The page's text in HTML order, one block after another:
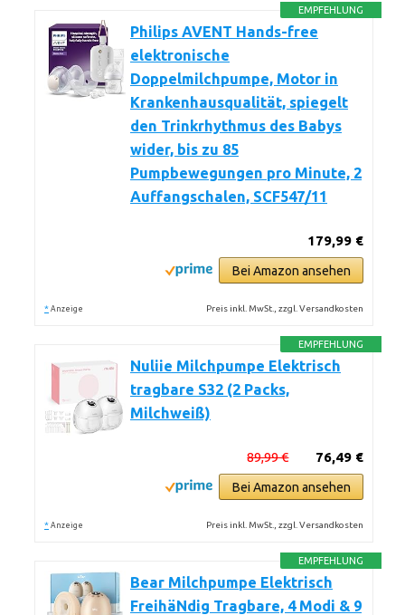
EMPFEHLUNG
Philips AVENT Hands-free
elektronische
Doppelmilchpumpe, Motor in
Krankenhausqualität, spiegelt
den Trinkrhythmus des Babys
wider, bis zu 85
Pumpbewegungen pro Minute, 2
Auffangschalen, SCF547/11
179,99 €
Bei Amazon ansehen
* Anzeige Preis inkl. MwSt., zzgl. Versandkosten
EMPFEHLUNG
Nuliie Milchpumpe Elektrisch
tragbare S32 (2 Packs,
Milchweiß)
76,49 €
89,99 €
Bei Amazon ansehen
* Anzeige Preis inkl. MwSt., zzgl. Versandkosten
EMPFEHLUNG
Bear Milchpumpe Elektrisch
FreihäNdig Tragbare, 4 Modi & 9